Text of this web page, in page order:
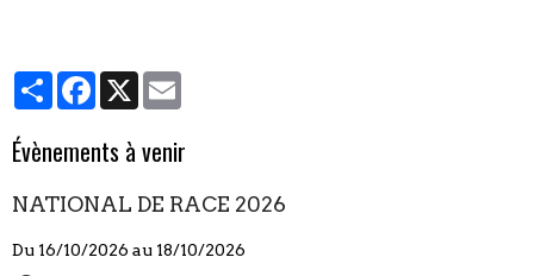
PartagerFacebook
X
Évènements à venir
NATIONAL DE RACE 2026
Du 16/10/2026 au 18/10/2026